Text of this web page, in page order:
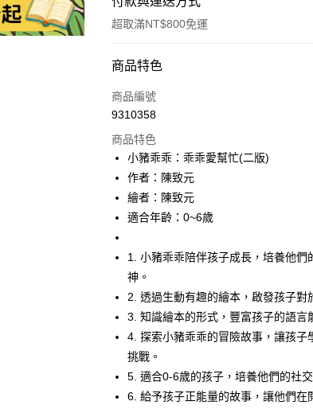
超取滿NT$800免運
付款方式
信用卡一次付款
Apple Pay
大哥付你分期
相關說明
【大哥付你分期使用說明】
流程，驗證手機門號後，選擇欲分期的期數、
完成交易。
4.訂單成立30分鐘內，如未前往確認交易或遇
消。如遇「轉專審核」未通過狀況，表示未達
無法說明評估內容。
【繳款方式說明】
1.分期款項不併入電信帳單，「大哥付你分期
醒簡訊。
2.透過簡訊連結打開帳單後，可選擇「超商條
帳／街口支付／iPASS MONEY」等通路繳費
【關於「AFTEE先享後付」】
AFTEE先享後付是「在收到商品之後才付款
便利好安心！
１．簡單：不需註冊會員、不需綁卡、不需儲
２．便利：只要手機號碼，簡訊認證，即可結
３．安心：先確認商品／服務後，再付款。
【「AFTEE先享後付」結帳流程】
１．於結帳方式選擇「AFTEE先享後付」後
付」結帳頁面，進行簡訊認證並確認金額後
ATM付款
運送方式
付款後全家取貨
每筆NT$70，滿NT$800(含以上)免運費
商品特色
商品編號
9310358
商品特色
小豬乖乖：乖乖愛幫忙(二版)
作者：陳致元
繪者：陳致元
適合年齡：0~6歲
1. 小豬乖乖陪伴孩子成長，培養他們
神。
2. 透過生動有趣的繪本，啟發孩子對
3. 知識繪本的形式，豐富孩子的語言
4. 探索小豬乖乖的冒險故事，讓孩子
挑戰。
5. 適合0-6歲的孩子，培養他們的社
6. 給予孩子正能量的故事，讓他們在